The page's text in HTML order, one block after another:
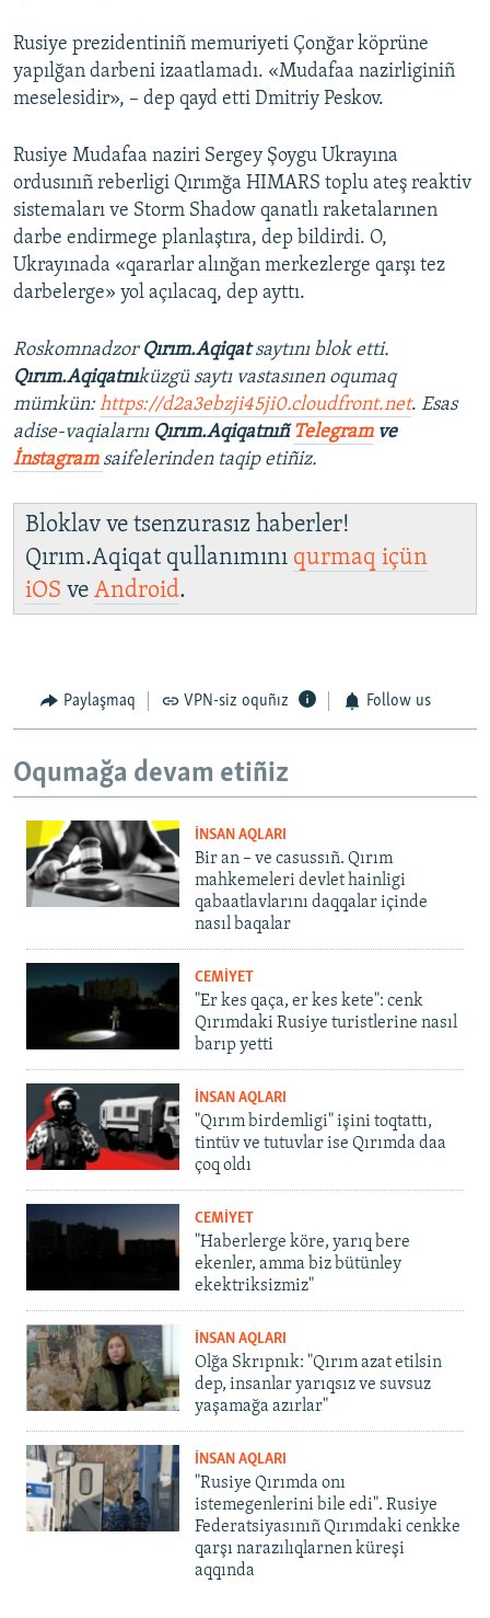
Rusiye prezidentiniñ memuriyeti Çonğar köprüne
yapılğan darbeni izaatlamadı. «Mudafaa nazirliginiñ
meselesidir», – dep qayd etti Dmitriy Peskov.
Rusiye Mudafaa naziri Sergey Şoygu Ukrayına
ordusınıñ reberligi Qırımğa HIMARS toplu ateş reaktiv
sistemaları ve Storm Shadow qanatlı raketalarınen
darbe endirmege planlaştıra, dep bildirdi. O,
Ukrayınada «qararlar alınğan merkezlerge qarşı tez
darbelerge» yol açılacaq, dep ayttı.
Roskomnadzor Qırım.Aqiqatsaytını blok etti.
Qırım.Aqiqatnıküzgü saytı vastasınen oqumaq
mümkün:https://d2a3ebzji45ji0.cloudfront.net. Esas
adise-vaqialarnı Qırım.Aqiqatnıñ Telegramve
İnstagram saifelerinden taqip etiñiz.
Bloklav ve tsenzurasız haberler!
Qırım.Aqiqat qullanımını qurmaq içün
iOS ve Android.
Paylaşmaq VPN-siz oquñız Follow us
Oqumağa devam etiñiz
İNSAN AQLARI
Bir an – ve casussıñ. Qırım
mahkemeleri devlet hainligi
qabaatlavlarını daqqalar içinde
nasıl baqalar
CEMİYET
"Er kes qaça, er kes kete": cenk
Qırımdaki Rusiye turistlerine nasıl
barıp yetti
İNSAN AQLARI
"Qırım birdemligi" işini toqtattı,
tintüv ve tutuvlar ise Qırımda daa
çoq oldı
CEMİYET
"Haberlerge köre, yarıq bere
ekenler, amma biz bütünley
ekektriksizmiz"
İNSAN AQLARI
Olğa Skrıpnık: "Qırım azat etilsin
dep, insanlar yarıqsız ve suvsuz
yaşamağa azırlar"
İNSAN AQLARI
"Rusiye Qırımda onı
istemegenlerini bile edi". Rusiye
Federatsiyasınıñ Qırımdaki cenkke
qarşı narazılıqlarnen küreşi
aqqında